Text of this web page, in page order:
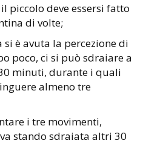
piccolo deve essersi fatto
di volte;
è avuta la percezione di
poco, ci si può sdraiare a
minuti, durante i quali
almeno tre
i tre movimenti,
stando sdraiata altri 30